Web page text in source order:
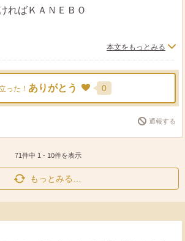
ればＫＡＮＥＢＯ
で、いくつかあげました
に
本文をもっとみる
った！ ありがとう 0
通報する
71件中 1 - 10件を表示
もっとみる…